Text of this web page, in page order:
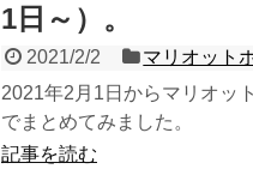
1日～）。
2021/2/2
マリオット
2021年2月1日からマリオッ
でまとめてみました。
記事を読む